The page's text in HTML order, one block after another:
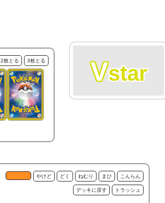
2枚とる 3枚とる Vstar
やけど どく ねむり まひ こんらん
デッキに戻す トラッシュ